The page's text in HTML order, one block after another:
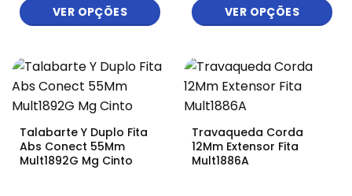
VER OPÇÕES VER OPÇÕES
Talabarte Y Duplo Fita
Abs Conect 55Mm
Mult1892G Mg Cinto
Travaqueda Corda
12Mm Extensor Fita
Mult1886A